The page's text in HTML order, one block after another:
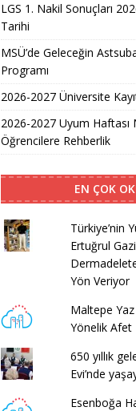
LGS 1. Nakil Sonuçları
Tarihi
MSÜ’de Geleceğin
Programı
2026-2027 Üniversite
2026-2027 Uyum Haftası
Öğrencilere Rehberlik
EN ÇOK
Türkiye’nin
Ertuğrul
Yön Veriyor
Maltepe
Yönelik Afet
650 yıllık
Evi’nde
Esenboğa